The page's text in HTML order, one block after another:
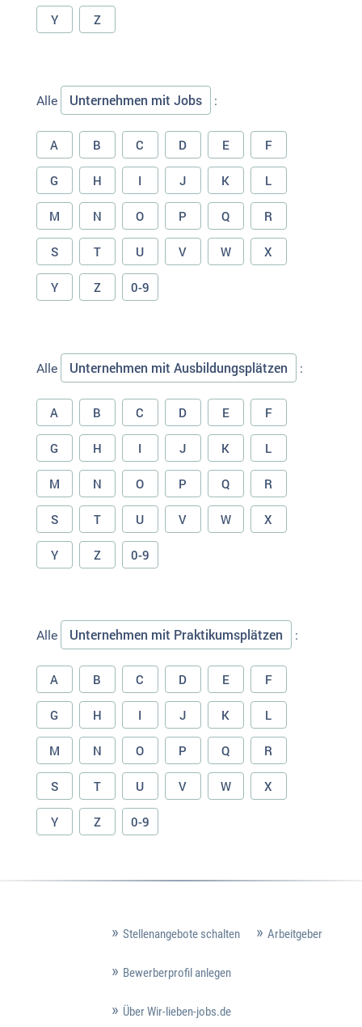
Y Z
Alle Unternehmen mit Jobs :
A B C D E F
G H I J K L
M N O P Q R
S T U V W X
Y Z 0-9
Alle Unternehmen mit Ausbildungsplätzen :
A B C D E F
G H I J K L
M N O P Q R
S T U V W X
Y Z 0-9
Alle Unternehmen mit Praktikumsplätzen :
A B C D E F
G H I J K L
M N O P Q R
S T U V W X
Y Z 0-9
Stellenangebote schalten Arbeitgeber
Bewerberprofil anlegen
Über Wir-lieben-jobs.de